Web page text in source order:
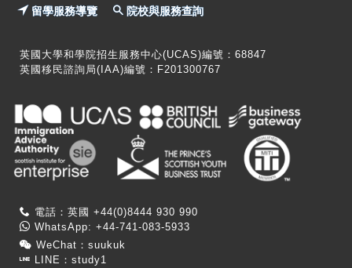
留學服務導覽 院校與服務查詢
英國大學和學院招生服務中心(UCAS)編號：68847
英國移民諮詢局(IAA)編號：F201300767
電話：英國 +44(0)8444 930 990
WhatsApp: +44-741-083-5933
WeChat：suukuk
LINE：study1